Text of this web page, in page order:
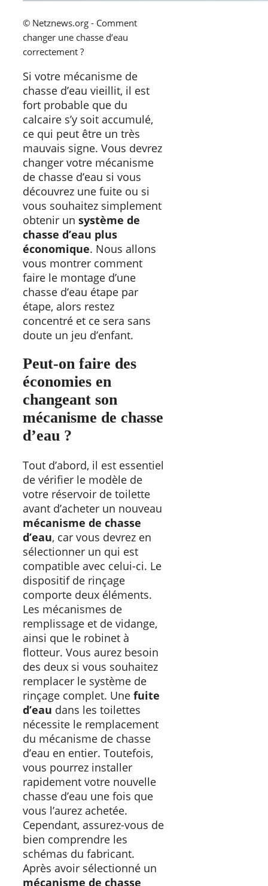
© Netznews.org - Comment
changer une chasse d’eau
correctement ?
Si votre mécanisme de
chasse d’eau vieillit, il est
fort probable que du
calcaire s’y soit accumulé,
ce qui peut être un très
mauvais signe. Vous devrez
changer votre mécanisme
de chasse d’eau si vous
découvrez une fuite ou si
vous souhaitez simplement
obtenir un système de
chasse d’eau plus
économique. Nous allons
vous montrer comment
faire le montage d’une
chasse d’eau étape par
étape, alors restez
concentré et ce sera sans
doute un jeu d’enfant.
Peut-on faire des
économies en
changeant son
mécanisme de chasse
d’eau ?
Tout d’abord, il est essentiel
de vérifier le modèle de
votre réservoir de toilette
avant d’acheter un nouveau
mécanisme de chasse
d’eau, car vous devrez en
sélectionner un qui est
compatible avec celui-ci. Le
dispositif de rinçage
comporte deux éléments.
Les mécanismes de
remplissage et de vidange,
ainsi que le robinet à
flotteur. Vous aurez besoin
des deux si vous souhaitez
remplacer le système de
rinçage complet. Une fuite
d’eau dans les toilettes
nécessite le remplacement
du mécanisme de chasse
d’eau en entier. Toutefois,
vous pourrez installer
rapidement votre nouvelle
chasse d’eau une fois que
vous l’aurez achetée.
Cependant, assurez-vous de
bien comprendre les
schémas du fabricant.
Après avoir sélectionné un
mécanisme de chasse